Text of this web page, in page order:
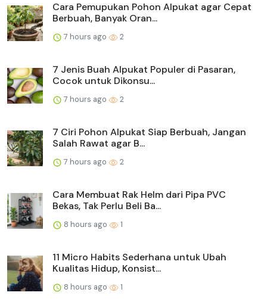
Cara Pemupukan Pohon Alpukat agar Cepat
Berbuah, Banyak Oran...
7 hours ago 2
7 Jenis Buah Alpukat Populer di Pasaran,
Cocok untuk Dikonsu...
7 hours ago 2
7 Ciri Pohon Alpukat Siap Berbuah, Jangan
Salah Rawat agar B...
7 hours ago 2
Cara Membuat Rak Helm dari Pipa PVC
Bekas, Tak Perlu Beli Ba...
8 hours ago 1
11 Micro Habits Sederhana untuk Ubah
Kualitas Hidup, Konsist...
8 hours ago 1